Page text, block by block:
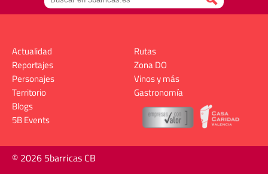
Actualidad
Reportajes
Personajes
Territorio
Rutas
Zona DO
Vinos y más
Gastronomía
Blogs
5B Events
© 2026 5barricas CB